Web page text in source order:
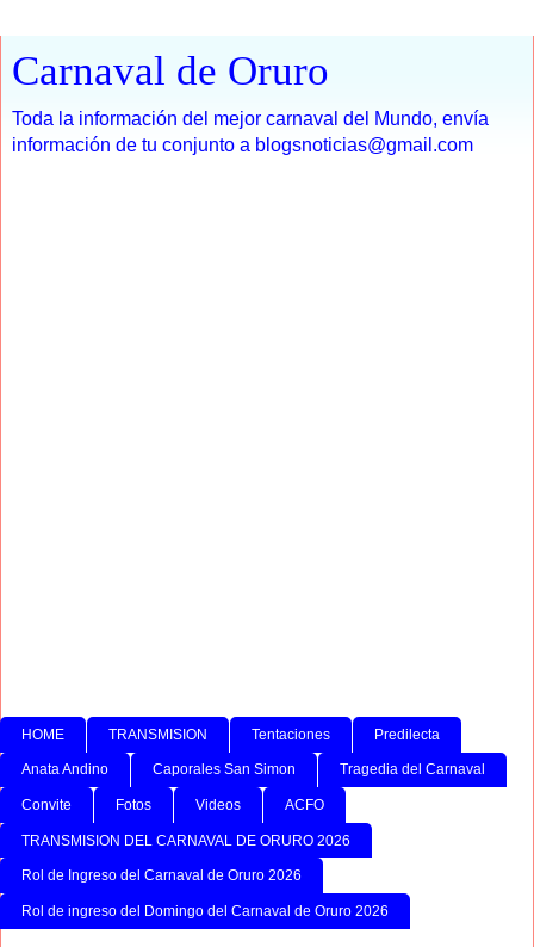
Carnaval de Oruro
Toda la información del mejor carnaval del Mundo, envía
información de tu conjunto a blogsnoticias@gmail.com
HOME TRANSMISION Tentaciones Predilecta
Anata Andino Caporales San Simon Tragedia del Carnaval
Convite Fotos Videos ACFO
TRANSMISION DEL CARNAVAL DE ORURO 2026
Rol de Ingreso del Carnaval de Oruro 2026
Rol de ingreso del Domingo del Carnaval de Oruro 2026